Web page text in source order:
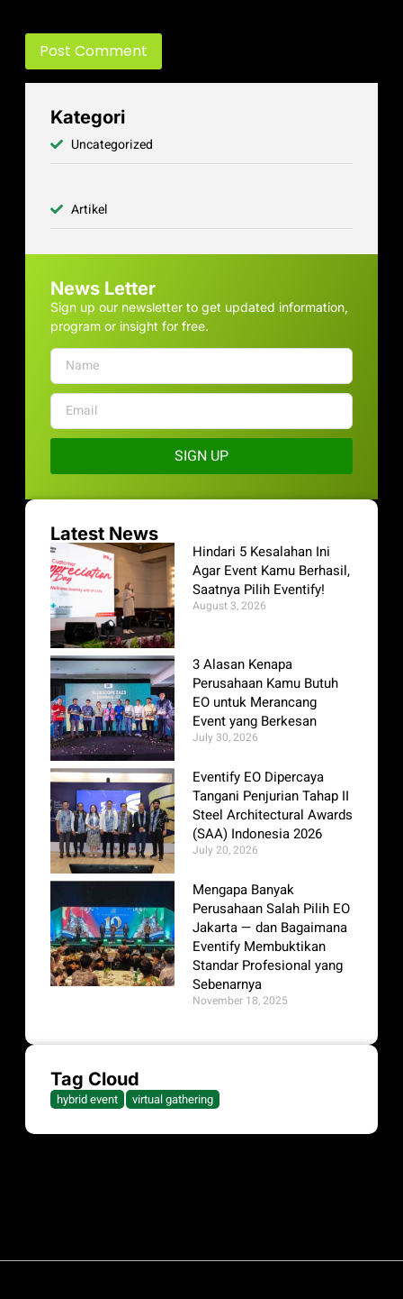
Kategori
Uncategorized
Artikel
News Letter
Sign up our newsletter to get updated information,
program or insight for free.
SIGN UP
Latest News
Hindari 5 Kesalahan Ini
Agar Event Kamu Berhasil,
Saatnya Pilih Eventify!
August 3, 2026
3 Alasan Kenapa
Perusahaan Kamu Butuh
EO untuk Merancang
Event yang Berkesan
July 30, 2026
Eventify EO Dipercaya
Tangani Penjurian Tahap II
Steel Architectural Awards
(SAA) Indonesia 2026
July 20, 2026
Mengapa Banyak
Perusahaan Salah Pilih EO
Jakarta — dan Bagaimana
Eventify Membuktikan
Standar Profesional yang
Sebenarnya
November 18, 2025
Tag Cloud
hybrid event virtual gathering